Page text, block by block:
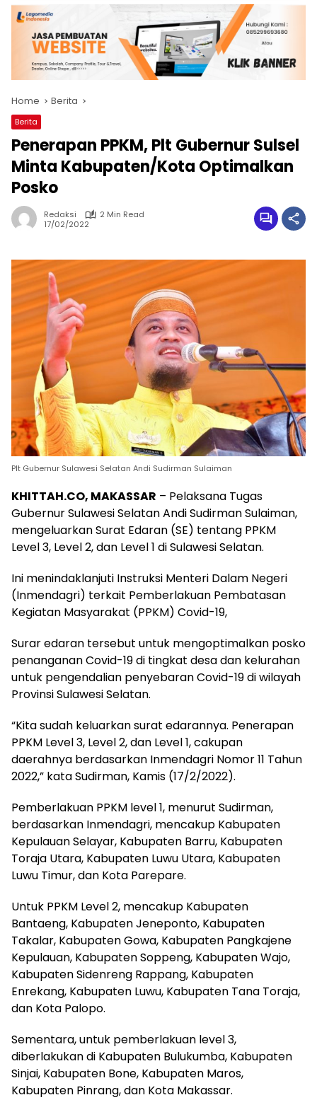
Home Berita
Berita
Penerapan PPKM, Plt Gubernur Sulsel
Minta Kabupaten/Kota Optimalkan
Posko
Redaksi
2 Min Read
17/02/2022
Plt Gubernur Sulawesi Selatan Andi Sudirman Sulaiman
KHITTAH.CO, MAKASSAR – Pelaksana Tugas
Gubernur Sulawesi Selatan Andi Sudirman Sulaiman,
mengeluarkan Surat Edaran (SE) tentang PPKM
Level 3, Level 2, dan Level 1 di Sulawesi Selatan.
Ini menindaklanjuti Instruksi Menteri Dalam Negeri
(Inmendagri) terkait Pemberlakuan Pembatasan
Kegiatan Masyarakat (PPKM) Covid-19,
Surar edaran tersebut untuk mengoptimalkan posko
penanganan Covid-19 di tingkat desa dan kelurahan
untuk pengendalian penyebaran Covid-19 di wilayah
Provinsi Sulawesi Selatan.
“Kita sudah keluarkan surat edarannya. Penerapan
PPKM Level 3, Level 2, dan Level 1, cakupan
daerahnya berdasarkan Inmendagri Nomor 11 Tahun
2022,” kata Sudirman, Kamis (17/2/2022).
Pemberlakuan PPKM level 1, menurut Sudirman,
berdasarkan Inmendagri, mencakup Kabupaten
Kepulauan Selayar, Kabupaten Barru, Kabupaten
Toraja Utara, Kabupaten Luwu Utara, Kabupaten
Luwu Timur, dan Kota Parepare.
Untuk PPKM Level 2, mencakup Kabupaten
Bantaeng, Kabupaten Jeneponto, Kabupaten
Takalar, Kabupaten Gowa, Kabupaten Pangkajene
Kepulauan, Kabupaten Soppeng, Kabupaten Wajo,
Kabupaten Sidenreng Rappang, Kabupaten
Enrekang, Kabupaten Luwu, Kabupaten Tana Toraja,
dan Kota Palopo.
Sementara, untuk pemberlakuan level 3,
diberlakukan di Kabupaten Bulukumba, Kabupaten
Sinjai, Kabupaten Bone, Kabupaten Maros,
Kabupaten Pinrang, dan Kota Makassar.